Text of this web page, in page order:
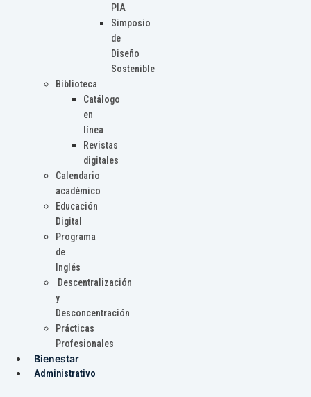
PIA
Simposio
de
Diseño
Sostenible
Biblioteca
Catálogo
en
línea
Revistas
digitales
Calendario
académico
Educación
Digital
Programa
de
Inglés
Descentralización
y
Desconcentración
Prácticas
Profesionales
Bienestar
Administrativo